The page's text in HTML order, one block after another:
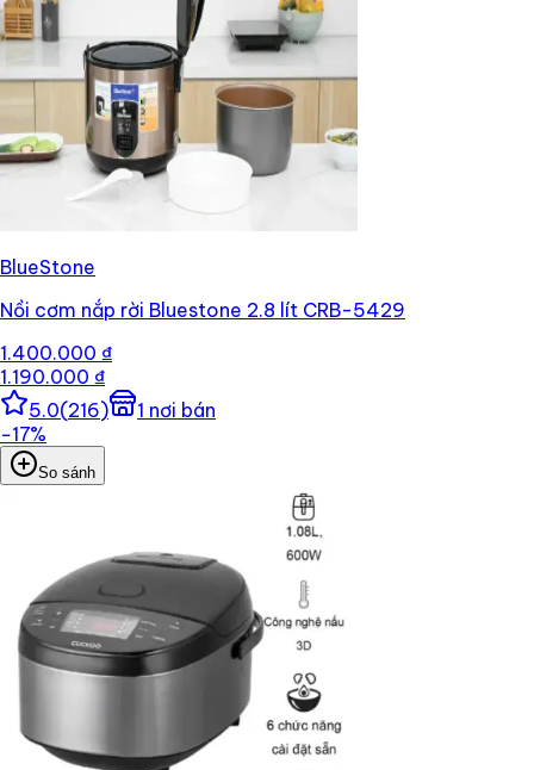
BlueStone
Nồi cơm nắp rời Bluestone 2.8 lít CRB-5429
1.400.000 ₫
1.190.000 ₫
5.0(216) 1 nơi bán
−17%
So sánh